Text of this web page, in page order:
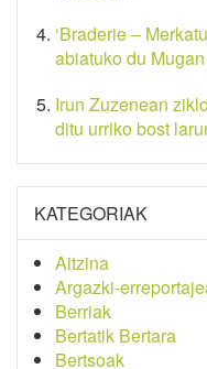
‘Braderie –
abiatuko du
Irun Zuzenean
ditu urriko bost
KATEGORIAK
Aitzina
Argazki-
Berriak
Bertatik Bertara
Bertsoak